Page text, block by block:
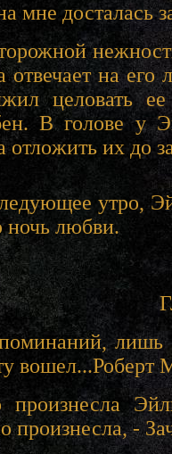
мне досталась
отвечает на его
целовать
В голове у
отложить их до
утро,
ночь любви.
лишь
вошел...Роберт
произнесла, -